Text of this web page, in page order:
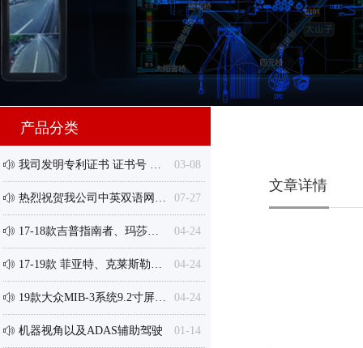
产品分类
03-08
ꂗ 我司发明专利证书 证书号 第49730089号 证书授权声明
07-27
ꂗ 热烈祝贺我公司中英双语网站全面升级改版成功！
04-24
ꂗ 17-18款吉普指南者、玛莎拉蒂总裁、Levante、克莱斯勒等8.4寸屏专用接口盒
04-24
ꂗ 17-19款 菲亚特、克莱斯勒等7寸显示屏分体机/一体机 专用接口盒
04-24
ꂗ 19款大众MIB-3系统9.2寸屏【采用Harman或Alpine主机】专用倒车轨迹盒/卓导航一体机
01-14
ꂗ 机器视角以及ADAS辅助驾驶
文章详情